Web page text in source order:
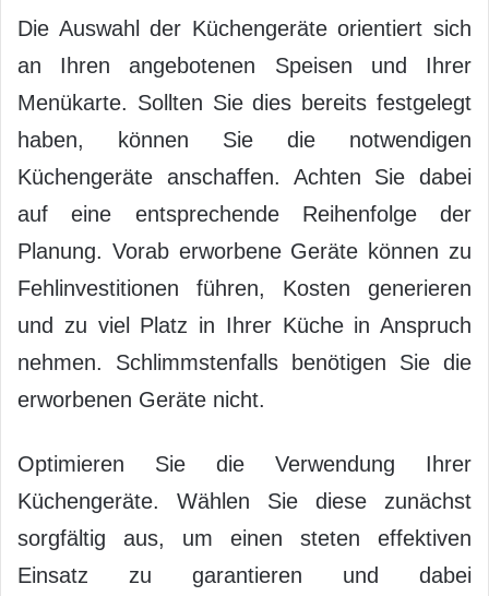
Die Auswahl der Küchengeräte orientiert sich
an Ihren angebotenen Speisen und Ihrer
Menükarte. Sollten Sie dies bereits festgelegt
haben, können Sie die notwendigen
Küchengeräte anschaffen. Achten Sie dabei
auf eine entsprechende Reihenfolge der
Planung. Vorab erworbene Geräte können zu
Fehlinvestitionen führen, Kosten generieren
und zu viel Platz in Ihrer Küche in Anspruch
nehmen. Schlimmstenfalls benötigen Sie die
erworbenen Geräte nicht.
Optimieren Sie die Verwendung Ihrer
Küchengeräte. Wählen Sie diese zunächst
sorgfältig aus, um einen steten effektiven
Einsatz zu garantieren und dabei